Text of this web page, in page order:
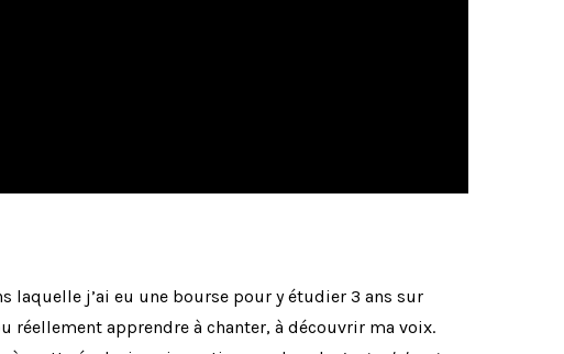
laquelle j’ai eu une bourse pour y étudier 3 ans sur
réellement apprendre à chanter, à découvrir ma voix.